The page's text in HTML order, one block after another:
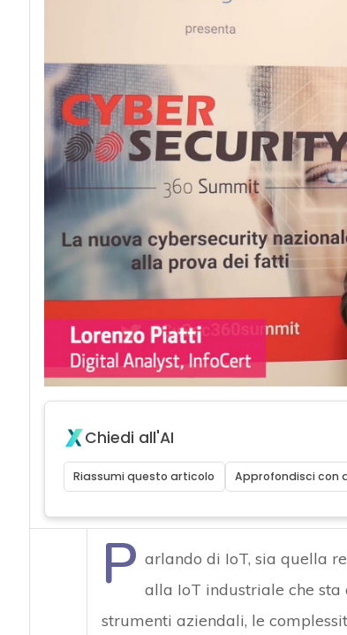
Chiedi all'AI
Riassumi questo articolo Approfondisci con
P arlando di IoT, sia quella
alla IoT industriale che sta
strumenti aziendali, le